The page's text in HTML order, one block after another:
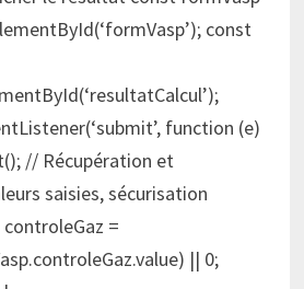
const
function (e)
// Récupération et
saisies, sécurisation
=
|| 0;